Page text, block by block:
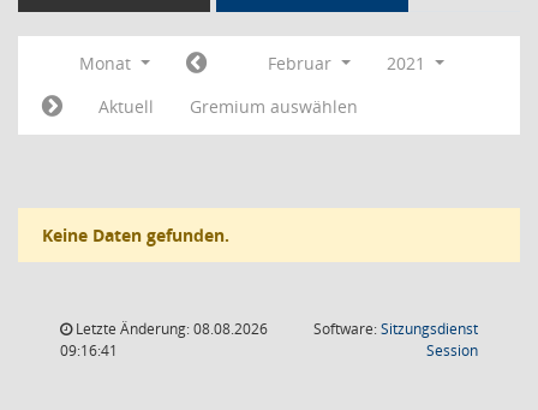
Monat Februar
2021
Aktuell
Gremium auswählen
Keine Daten gefunden.
Letzte Änderung: 08.08.2026
09:16:41
Software:Sitzungsdienst
Session(Wird in